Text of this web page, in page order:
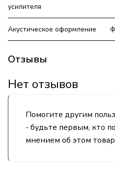
усилителя
Акустическое оформление
Отзывы
Помогите другим
- будьте первым, кто
мнением об этом
Нет отзывов